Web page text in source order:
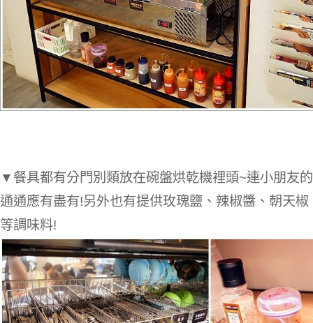
▼餐具都有分門別類放在碗盤烘乾機裡頭~連小朋友
通通應有盡有!另外也有提供玫瑰鹽、辣椒醬、朝天
等調味料!